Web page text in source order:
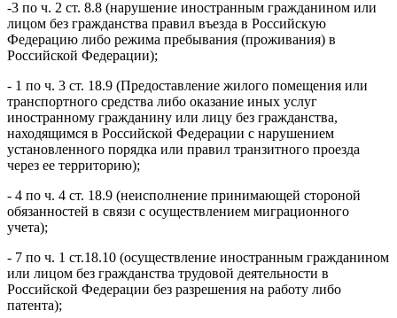
-3 по ч. 2 ст. 8.8 (нарушение иностранным гражданином или
лицом без гражданства правил въезда в Российскую
Федерацию либо режима пребывания (проживания) в
Российской Федерации);
- 1 по ч. 3 ст. 18.9 (Предоставление жилого помещения или
транспортного средства либо оказание иных услуг
иностранному гражданину или лицу без гражданства,
находящимся в Российской Федерации с нарушением
установленного порядка или правил транзитного проезда
через ее территорию);
- 4 по ч. 4 ст. 18.9 (неисполнение принимающей стороной
обязанностей в связи с осуществлением миграционного
учета);
- 7 по ч. 1 ст.18.10 (осуществление иностранным гражданином
или лицом без гражданства трудовой деятельности в
Российской Федерации без разрешения на работу либо
патента);